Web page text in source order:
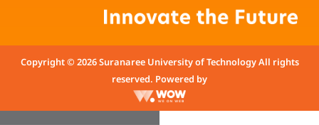
Copyright © 2026 Suranaree University of Technology All rights
reserved. Powered by